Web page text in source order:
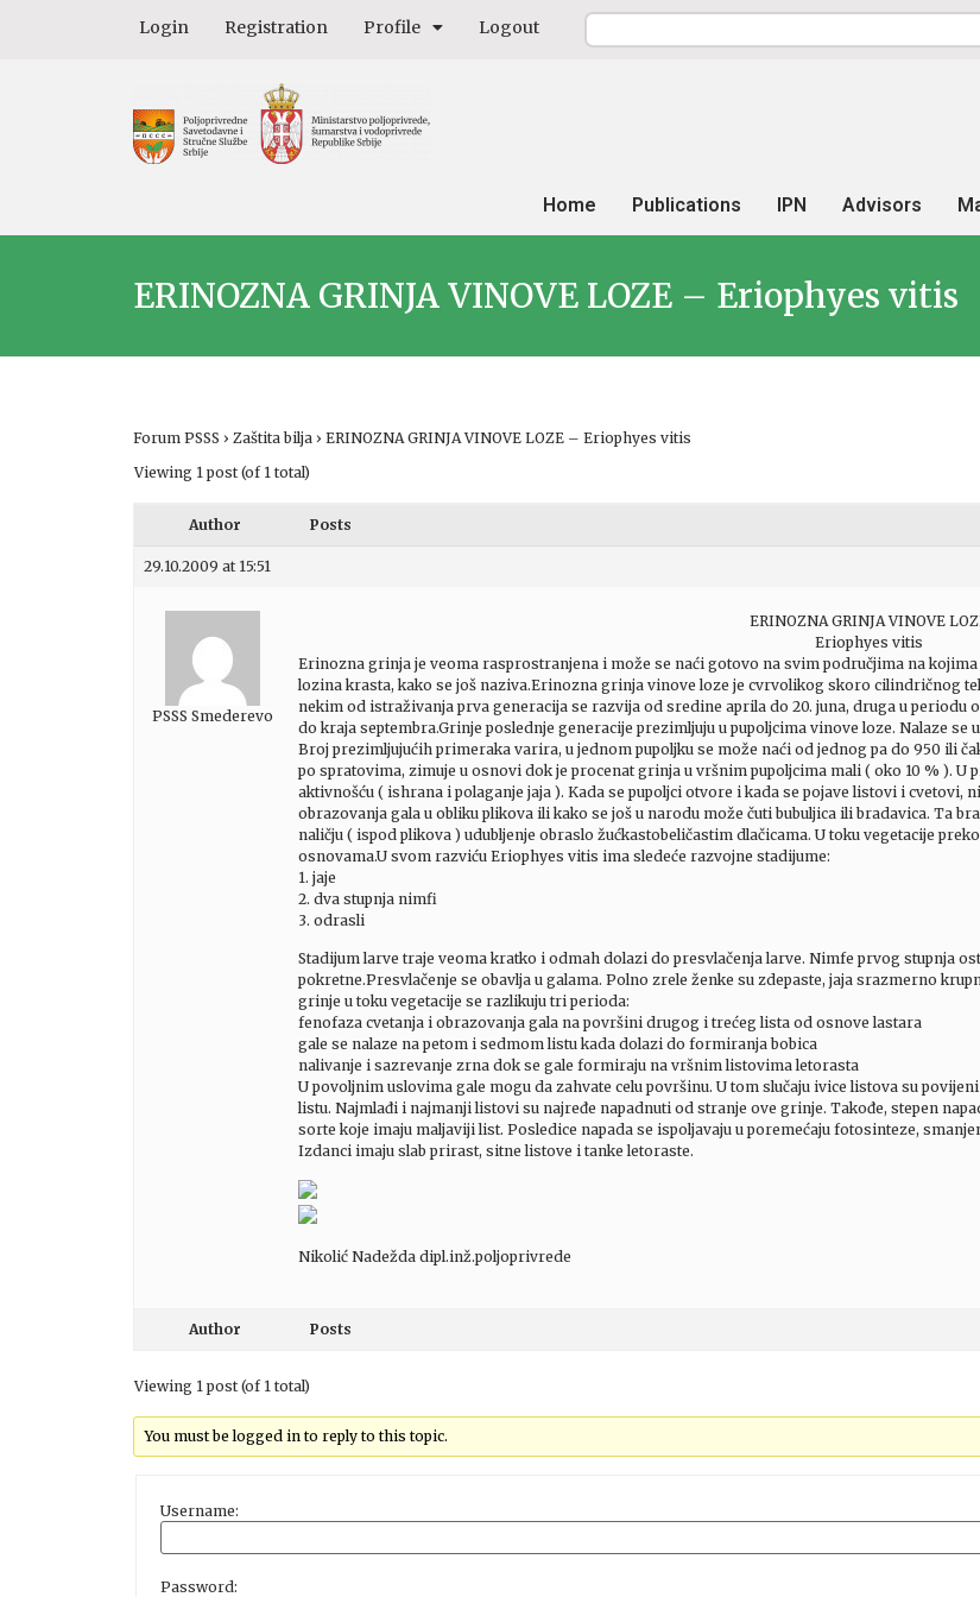
Login Registration Profile Logout
Home Publications IPN Advisors
ERINOZNA GRINJA VINOVE LOZE – Eriophyes vitis
Forum PSSS › Zaštita bilja › ERINOZNA GRINJA VINOVE LOZE – Eriophyes vitis
Viewing 1 post (of 1 total)
Author Posts
29.10.2009 at 15:51
PSSS Smederevo
ERINOZNA GRINJA VINOVE
Eriophyes vitis
Erinozna grinja je veoma rasprostranjena i može se naći gotovo na svim područjima na
lozina krasta, kako se još naziva.Erinozna grinja vinove loze je cvrvolikog skoro cilindričnog
nekim od istraživanja prva generacija se razvija od sredine aprila do 20. juna, druga u periodu
do kraja septembra.Grinje poslednje generacije prezimljuju u pupoljcima vinove loze. Nalaze se
Broj prezimljujućih primeraka varira, u jednom pupoljku se može naći od jednog pa do 950 ili
po spratovima, zimuje u osnovi dok je procenat grinja u vršnim pupoljcima mali ( oko 10 % ). U
aktivnošću ( ishrana i polaganje jaja ). Kada se pupoljci otvore i kada se pojave listovi i
obrazovanja gala u obliku plikova ili kako se još u narodu može čuti bubuljica ili bradavica. Ta
naličju ( ispod plikova ) udubljenje obraslo žućkastobeličastim dlačicama. U toku vegetacije
osnovama.U svom razviću Eriophyes vitis ima sledeće razvojne stadijume:
1. jaje
2. dva stupnja nimfi
3. odrasli
Stadijum larve traje veoma kratko i odmah dolazi do presvlačenja larve. Nimfe prvog stupnja
pokretne.Presvlačenje se obavlja u galama. Polno zrele ženke su zdepaste, jaja srazmerno
grinje u toku vegetacije se razlikuju tri perioda:
fenofaza cvetanja i obrazovanja gala na površini drugog i trećeg lista od osnove lastara
gale se nalaze na petom i sedmom listu kada dolazi do formiranja bobica
nalivanje i sazrevanje zrna dok se gale formiraju na vršnim listovima letorasta
U povoljnim uslovima gale mogu da zahvate celu površinu. U tom slučaju ivice listova su
listu. Najmlađi i najmanji listovi su najređe napadnuti od stranje ove grinje. Takođe, stepen
sorte koje imaju maljaviji list. Posledice napada se ispoljavaju u poremećaju fotosinteze,
Izdanci imaju slab prirast, sitne listove i tanke letoraste.
Nikolić Nadežda dipl.inž.poljoprivrede
Author Posts
Viewing 1 post (of 1 total)
You must be logged in to reply to this topic.
Username:
Password: